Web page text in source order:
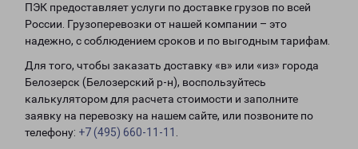
ПЭК предоставляет услуги по доставке грузов по всей
России. Грузоперевозки от нашей компании – это
надежно, с соблюдением сроков и по выгодным тарифам.
Для того, чтобы заказать доставку «в» или «из» города
Белозерск (Белозерский р-н), воспользуйтесь
калькулятором для расчета стоимости и заполните
заявку на перевозку на нашем сайте, или позвоните по
телефону: +7 (495) 660-11-11